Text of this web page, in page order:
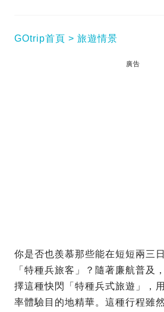
GOtrip首頁 旅遊情景
廣告
你是否也羨慕那些能在短短兩三
「特種兵旅客」？隨著廉航普及
擇這種快閃「特種兵式旅遊」，
率體驗目的地精華。這種行程雖